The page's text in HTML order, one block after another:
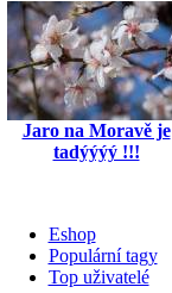
Jaro na Moravě je
tadýýýý !!!
Eshop
Populární tagy
Top uživatelé